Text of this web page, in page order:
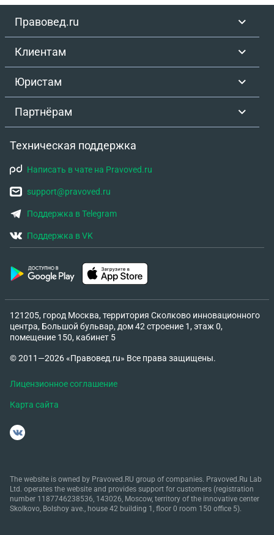
Правовед.ru
Клиентам
Юристам
Партнёрам
Техническая поддержка
Написать в чате на Pravoved.ru
support@pravoved.ru
Поддержка в Telegram
Поддержка в VK
121205, город Москва, территория Сколково инновационного
центра, Большой бульвар, дом 42 строение 1, этаж 0,
помещение 150, кабинет 5
© 2011—2026 «Правовед.ru» Все права защищены.
Лицензионное соглашение
Карта сайта
The website is owned by Pravoved.RU group of companies. Pravoved.Ru Lab
Ltd. operates the website and provides support for customers (registration
number 1187746238536, 143026, Moscow, territory of the innovative center
Skolkovo, Bolshoy ave., house 42 building 1, floor 0 room 150 office 5).